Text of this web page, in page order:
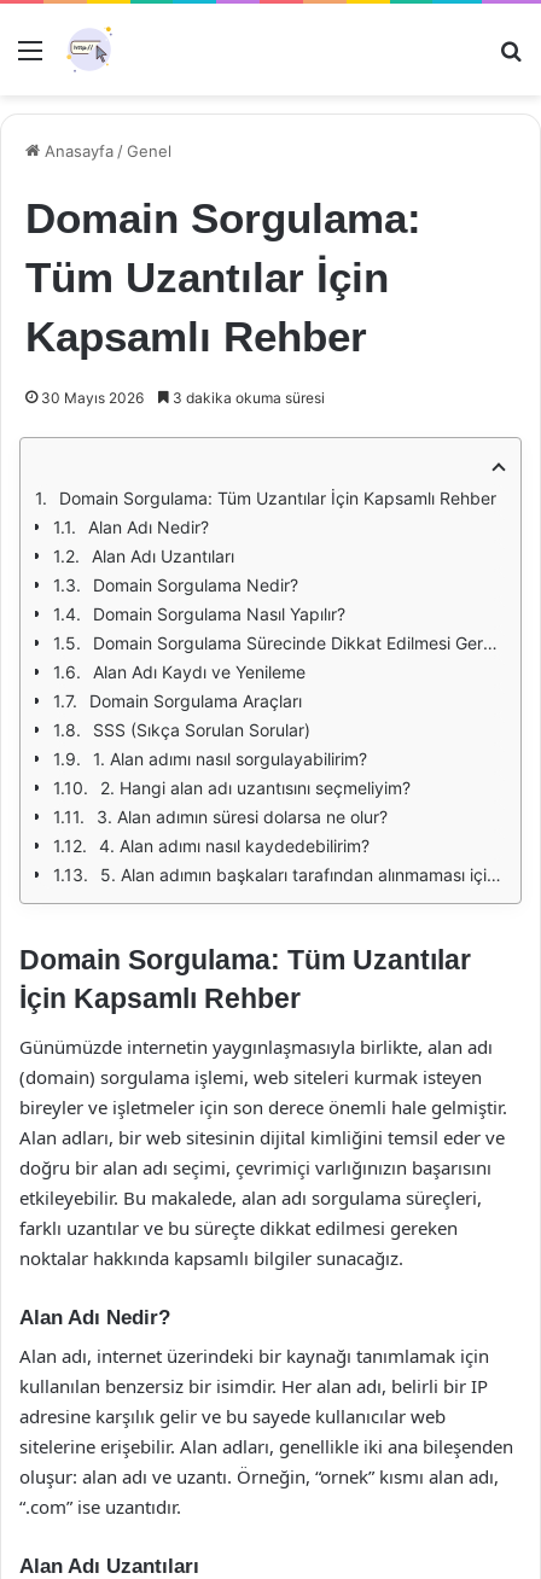
Menü
Anasayfa /Genel
Domain Sorgulama:
Tüm Uzantılar İçin
Kapsamlı Rehber
30 Mayıs 2026 3 dakika okuma süresi
Domain Sorgulama: Tüm Uzantılar İçin Kapsamlı Rehber
Alan Adı Nedir?
Alan Adı Uzantıları
Domain Sorgulama Nedir?
Domain Sorgulama Nasıl Yapılır?
Domain Sorgulama Sürecinde Dikkat Edilmesi Gerekenler
Alan Adı Kaydı ve Yenileme
Domain Sorgulama Araçları
SSS (Sıkça Sorulan Sorular)
1. Alan adımı nasıl sorgulayabilirim?
2. Hangi alan adı uzantısını seçmeliyim?
3. Alan adımın süresi dolarsa ne olur?
4. Alan adımı nasıl kaydedebilirim?
5. Alan adımın başkaları tarafından alınmaması için ne yapmalıyım?
Domain Sorgulama: Tüm Uzantılar
İçin Kapsamlı Rehber
Günümüzde internetin yaygınlaşmasıyla birlikte, alan adı
(domain) sorgulama işlemi, web siteleri kurmak isteyen
bireyler ve işletmeler için son derece önemli hale gelmiştir.
Alan adları, bir web sitesinin dijital kimliğini temsil eder ve
doğru bir alan adı seçimi, çevrimiçi varlığınızın başarısını
etkileyebilir. Bu makalede, alan adı sorgulama süreçleri,
farklı uzantılar ve bu süreçte dikkat edilmesi gereken
noktalar hakkında kapsamlı bilgiler sunacağız.
Alan Adı Nedir?
Alan adı, internet üzerindeki bir kaynağı tanımlamak için
kullanılan benzersiz bir isimdir. Her alan adı, belirli bir IP
adresine karşılık gelir ve bu sayede kullanıcılar web
sitelerine erişebilir. Alan adları, genellikle iki ana bileşenden
oluşur: alan adı ve uzantı. Örneğin, “ornek” kısmı alan adı,
“.com” ise uzantıdır.
Alan Adı Uzantıları